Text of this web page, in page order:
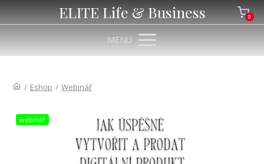
ELITE Life & Business 0
MENU
/ Eshop / Webinář
webinář